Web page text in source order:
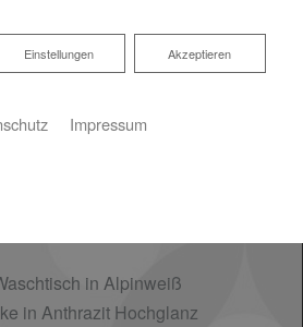
in Alpinweiß
in Anthrazit Hochglanz
Akzeptieren
Einstellungen
Impressum